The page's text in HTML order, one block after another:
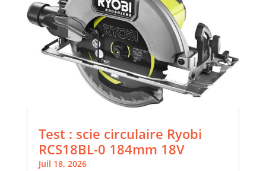
Test : scie circulaire Ryobi
RCS18BL-0 184mm 18V
Juil 18, 2026